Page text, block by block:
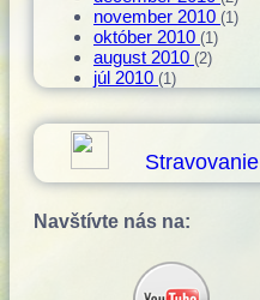
november 2010 (1)
október 2010 (1)
august 2010 (2)
júl 2010 (1)
Stravovanie
Navštívte nás na: